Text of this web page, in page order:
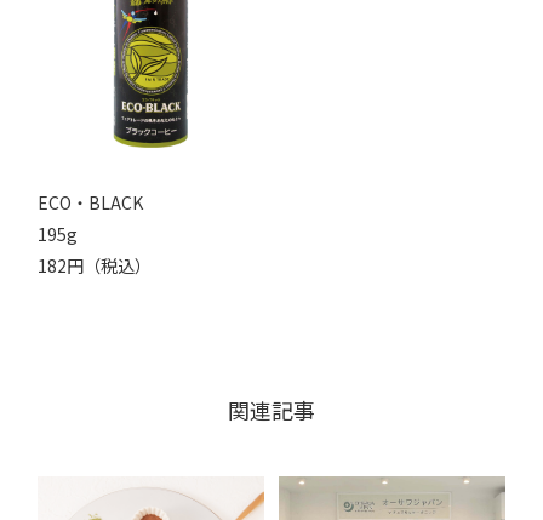
ECO・BLACK
195g
182円（税込）
関連記事